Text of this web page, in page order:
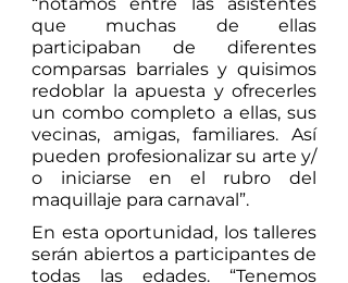
que muchas de ellas
participaban de diferentes
comparsas barriales y quisimos
redoblar la apuesta y ofrecerles
un combo completo a ellas, sus
vecinas, amigas, familiares. Así
pueden profesionalizar su arte y/
o iniciarse en el rubro del
maquillaje para carnaval”.
En esta oportunidad, los talleres
serán abiertos a participantes de
todas las edades. “Tenemos